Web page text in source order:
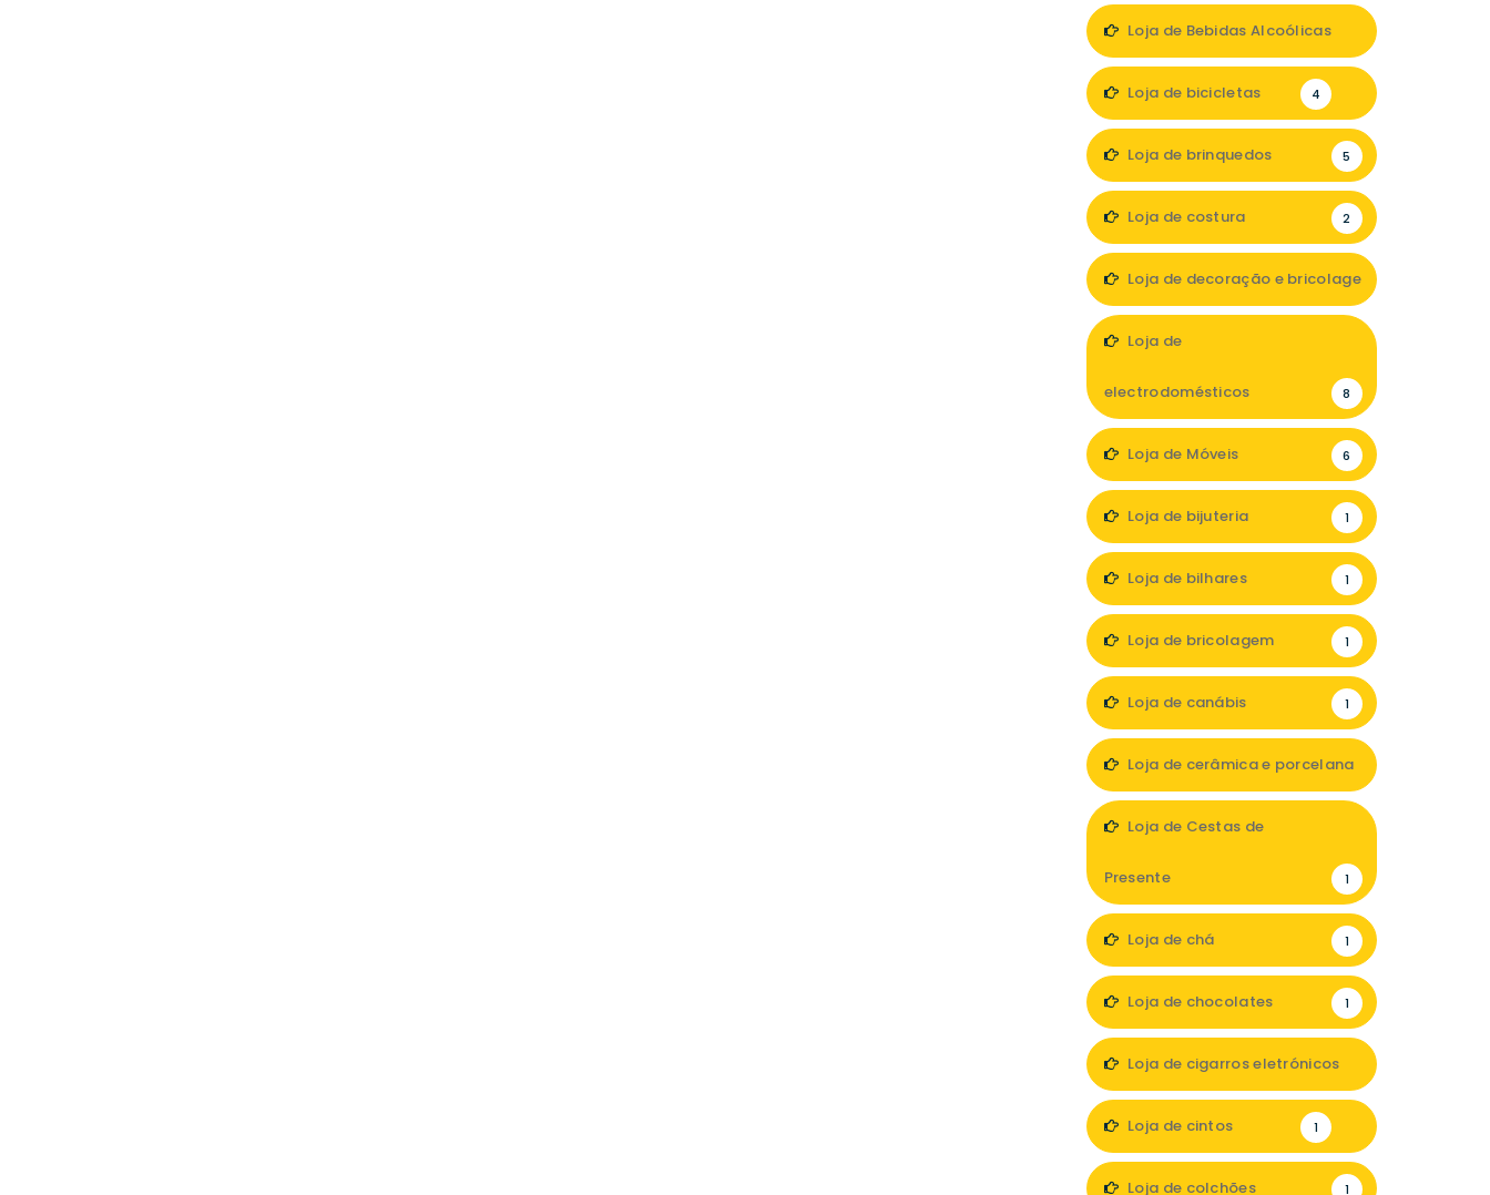
Loja de Bebidas Alcoólicas
Loja de bicicletas 4
Loja de brinquedos 5
Loja de costura 2
Loja de decoração e bricolage
Loja de
electrodomésticos 8
Loja de Móveis 6
Loja de bijuteria 1
Loja de bilhares 1
Loja de bricolagem 1
Loja de canábis 1
Loja de cerâmica e porcelana
Loja de Cestas de
Presente 1
Loja de chá 1
Loja de chocolates 1
Loja de cigarros eletrónicos
Loja de cintos 1
Loja de colchões 1